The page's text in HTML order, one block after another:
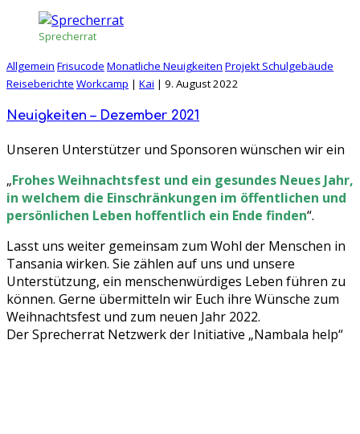
Sprecherrat
Allgemein Frisucode Monatliche Neuigkeiten Projekt Schulgebäude
Reiseberichte Workcamp | Kai | 9. August 2022
Neuigkeiten – Dezember 2021
Unseren Unterstützer und Sponsoren wünschen wir ein
„Frohes Weihnachtsfest und ein gesundes Neues Jahr,
in welchem die Einschränkungen im öffentlichen und
persönlichen Leben hoffentlich ein Ende finden“.
Lasst uns weiter gemeinsam zum Wohl der Menschen in
Tansania wirken. Sie zählen auf uns und unsere
Unterstützung, ein menschenwürdiges Leben führen zu
können. Gerne übermitteln wir Euch ihre Wünsche zum
Weihnachtsfest und zum neuen Jahr 2022.
Der Sprecherrat Netzwerk der Initiative „Nambala help“